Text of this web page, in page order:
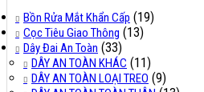
Bồn Rửa Mắt Khẩn Cấp (19)
Cọc Tiêu Giao Thông (13)
Dây Đai An Toàn (33)
DÂY AN TOÀN KHÁC (11)
DÂY AN TOÀN LOẠI TREO (9)